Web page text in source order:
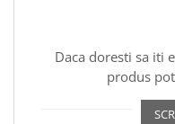
Daca doresti sa iti
produs